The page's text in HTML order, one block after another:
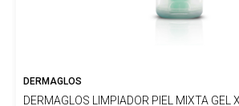
DERMAGLOS
DERMAGLOS LIMPIADOR PIEL MIXTA GEL